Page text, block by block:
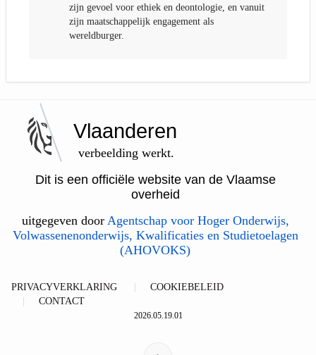
zijn gevoel voor ethiek en deontologie, en vanuit
zijn maatschappelijk engagement als
wereldburger.
Vlaanderen
verbeelding werkt.
Dit is een officiële website van de Vlaamse
overheid
uitgegeven door Agentschap voor Hoger Onderwijs,
Volwassenenonderwijs, Kwalificaties en Studietoelagen
(AHOVOKS)
PRIVACYVERKLARING
COOKIEBELEID
CONTACT
2026.05.19.01